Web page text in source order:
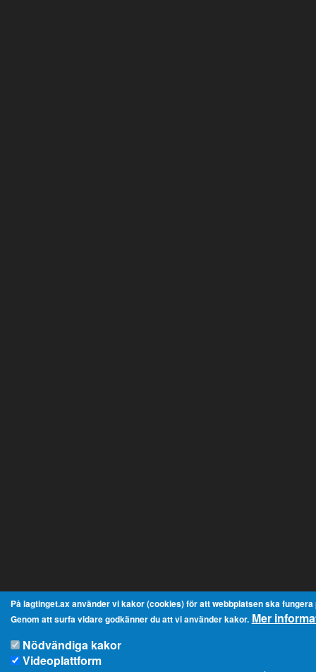
På lagtinget.ax använder vi kakor (cookies) för att webbplatsen ska
Genom att surfa vidare godkänner du att vi använder kakor. Mer
Nödvändiga kakor
Videoplattform